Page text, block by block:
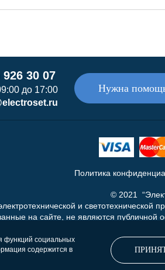
30 07
до 17:00
Нужна
Политика
© 2021
и светотехнической
на сайте, не являются публичной
условиях не является публичной
Статьи 437 (п.2) Гражданского
функций социальных
содержится в